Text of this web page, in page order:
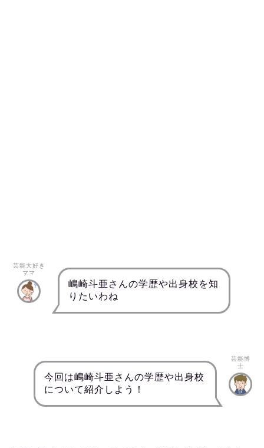
芸能大好き
ママ
嶋崎斗亜さんの学歴や出身校を知
りたいわね
今回は嶋崎斗亜さんの学歴や出身校
について紹介しよう！
芸能博
士